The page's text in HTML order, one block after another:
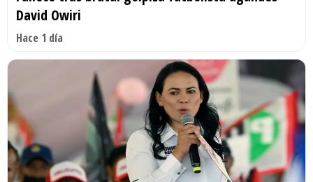
David Owiri
Hace 1 día